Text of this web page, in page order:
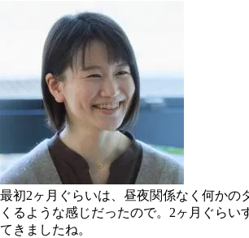
最初2ヶ月ぐらいは、昼夜関係なく何かの
くるような感じだったので。2ヶ月ぐらい
てきましたね。